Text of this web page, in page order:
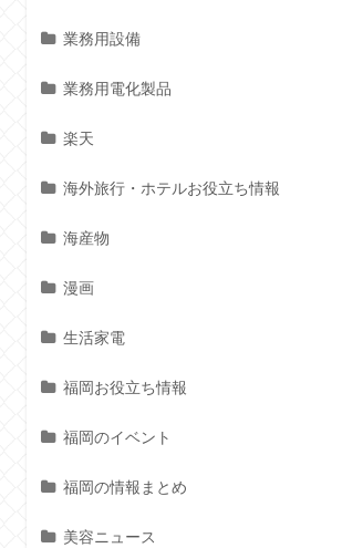
業務用設備
業務用電化製品
楽天
海外旅行・ホテルお役立ち情報
海産物
漫画
生活家電
福岡お役立ち情報
福岡のイベント
福岡の情報まとめ
美容ニュース